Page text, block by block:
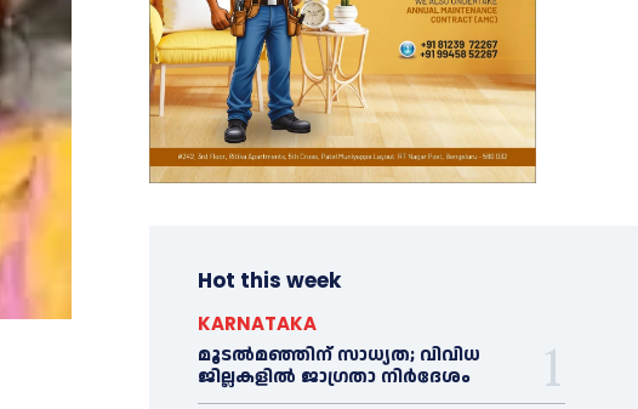
Hot this week
KARNATAKA
മൂടൽമഞ്ഞിന് സാധ്യത; വിവിധ
ജില്ലകളിൽ ജാഗ്രതാ നിർദേശം